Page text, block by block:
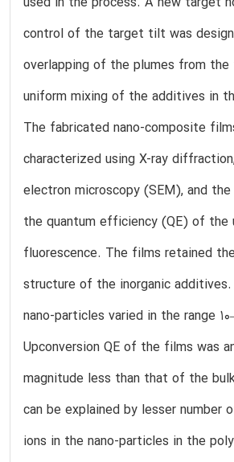
control of the target tilt was
overlapping of the plumes from
uniform mixing of the additives in
The fabricated nano-composite
characterized using X-ray
electron microscopy (SEM), and
the quantum efficiency (QE) of the
fluorescence. The films retained
structure of the inorganic
nano-particles varied in the range
Upconversion QE of the films was
magnitude less than that of the
can be explained by lesser number
ions in the nano-particles in the